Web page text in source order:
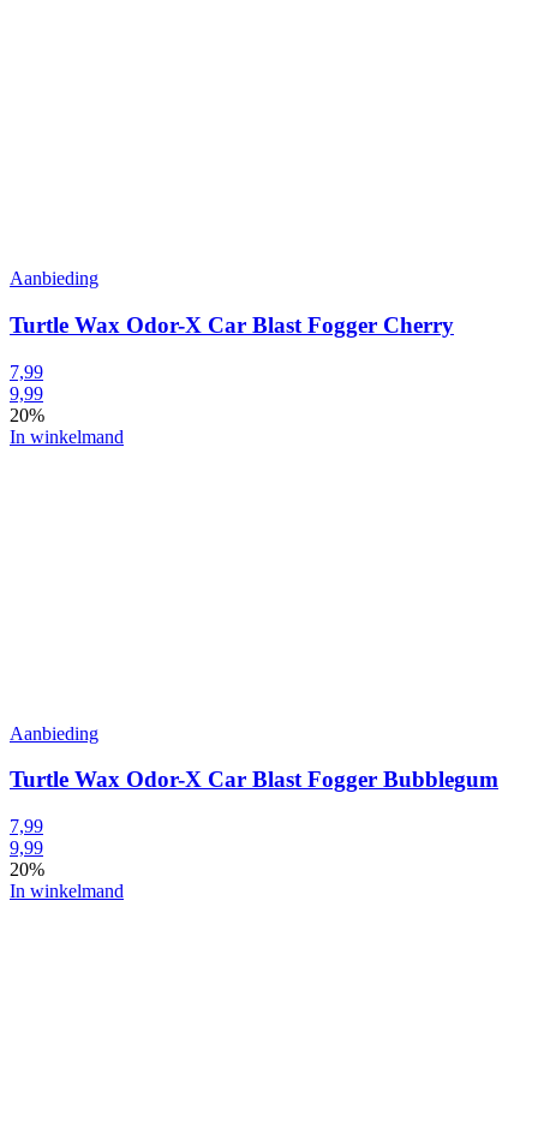
Aanbieding
Turtle Wax Odor-X Car Blast Fogger Cherry
7,99
9,99
20%
In winkelmand
Aanbieding
Turtle Wax Odor-X Car Blast Fogger Bubblegum
7,99
9,99
20%
In winkelmand